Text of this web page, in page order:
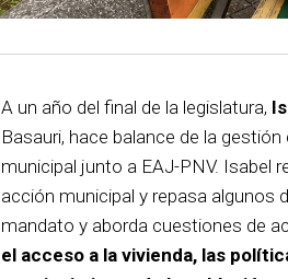
A un año del final de la legislatura,
Basauri, hace balance de la
municipal junto a EAJ-PNV. Isabel
acción municipal y repasa algunos
mandato y aborda cuestiones de
el acceso a la vivienda, las